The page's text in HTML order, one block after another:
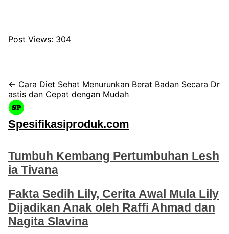
Post Views: 304
← Cara Diet Sehat Menurunkan Berat Badan Secara Dr
astis dan Cepat dengan Mudah
Spesifikasiproduk.com
Tumbuh Kembang Pertumbuhan Lesh
ia Tivana
Fakta Sedih Lily, Cerita Awal Mula Lily
Dijadikan Anak oleh Raffi Ahmad dan
Nagita Slavina